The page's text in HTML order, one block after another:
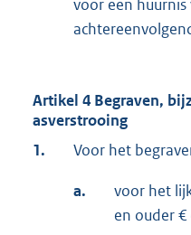
voor een
Artikel 4 Begraven,
asverstrooing
1.
Voor het
a.
voor het
en ouder